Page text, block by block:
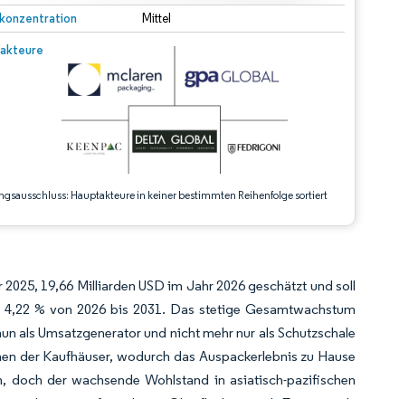
Mittel
Hauptakteure in keiner bestimmten Reihenfolge sortiert
Intelligence. Wiederverwendung erfordert Namensnennung gemäß CC BY 4.0.
19,66 Milliarden USD im Jahr 2026 geschätzt und soll
% von 2026 bis 2031. Das stetige Gesamtwachstum
als Umsatzgenerator und nicht mehr nur als Schutzschale
der Kaufhäuser, wodurch das Auspackerlebnis zu Hause
der wachsende Wohlstand in asiatisch-pazifischen